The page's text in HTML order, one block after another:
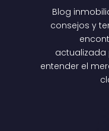
Blog
consejos y
actualizada
entender el